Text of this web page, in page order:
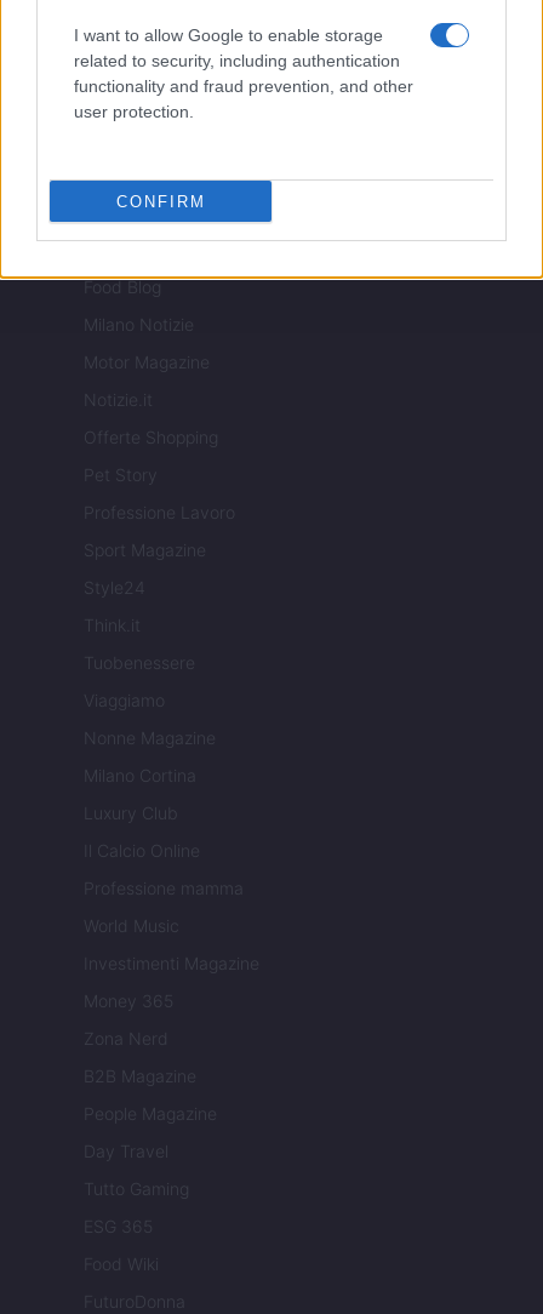
I want to allow Google to enable storage
related to security, including authentication
functionality and fraud prevention, and other
user protection.
CONFIRM
ITALIA
Casa Magazine
Cineverse Magazine
Food Blog
Milano Notizie
Motor Magazine
Notizie.it
Offerte Shopping
Pet Story
Professione Lavoro
Sport Magazine
Style24
Think.it
Tuobenessere
Viaggiamo
Nonne Magazine
Milano Cortina
Luxury Club
Il Calcio Online
Professione mamma
World Music
Investimenti Magazine
Money 365
Zona Nerd
B2B Magazine
People Magazine
Day Travel
Tutto Gaming
ESG 365
Food Wiki
FuturoDonna